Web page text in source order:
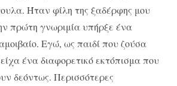
Ήταν φίλη της ξαδέρφης μου
πρώτη γνωριμία υπήρξε ένα
Εγώ, ως παιδί που ζούσα
ένα διαφορετικό εκτόπισμα που
δεόντως. Περισσότερες